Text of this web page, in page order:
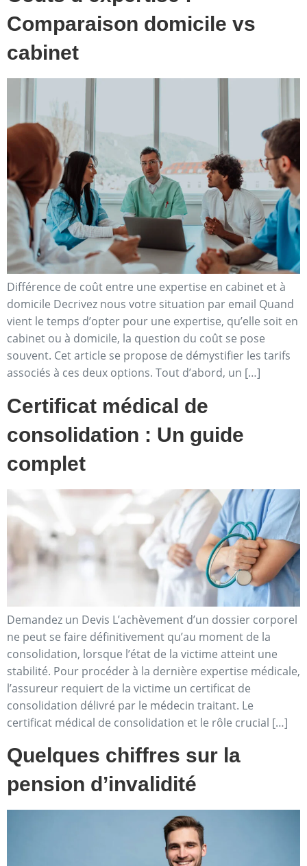
Comparaison domicile vs
cabinet
Différence de coût entre une expertise en cabinet et à
domicile Decrivez nous votre situation par email Quand
vient le temps d’opter pour une expertise, qu’elle soit en
cabinet ou à domicile, la question du coût se pose
souvent. Cet article se propose de démystifier les tarifs
associés à ces deux options. Tout d’abord, un […]
Certificat médical de
consolidation : Un guide
complet
Demandez un Devis L’achèvement d’un dossier corporel
ne peut se faire définitivement qu’au moment de la
consolidation, lorsque l’état de la victime atteint une
stabilité. Pour procéder à la dernière expertise médicale,
l’assureur requiert de la victime un certificat de
consolidation délivré par le médecin traitant. Le
certificat médical de consolidation et le rôle crucial […]
Quelques chiffres sur la
pension d’invalidité